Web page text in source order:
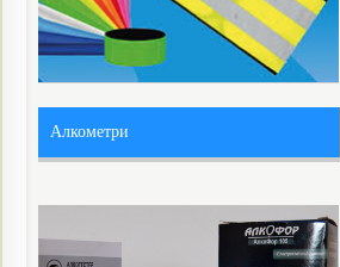
Алкометри